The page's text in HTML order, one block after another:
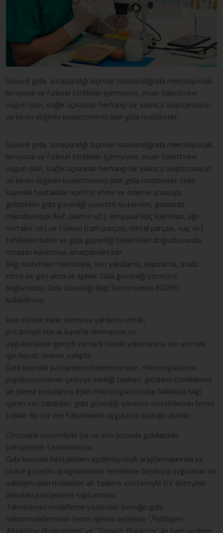
Güvenli gıda, amaçlandığı biçimde hazırlandığında mikrobiyolojik,
kimyasal ve fiziksel tehlikeler içermeyen, insan tüketimine
uygun olan, sağlık açısından herhangi bir sakınca oluşturmayan
ve besin değerini kaybetmemiş olan gıda maddesidir.
Güvenli gıda, amaçlandığı biçimde hazırlandığında mikrobiyolojik,
kimyasal ve fiziksel tehlikeler içermeyen, insan tüketimine
uygun olan, sağlık açısından herhangi bir sakınca oluşturmayan
ve besin değerini kaybetmemiş olan gıda maddesidir. Gıda
kaynaklı hastalıkları kontrol etme ve önleme amacıyla
geliştirilen gıda güvenliği yönetim sistemleri, gıdalarda
mikrobiyolojik (küf, bakteri vb.), kimyasal (ilaç kalıntıları, ağır
metaller vb.) ve fiziksel (cam parçası, metal parçası, saç vb.)
tehlikeleri kalite ve gıda güvenliği beklentileri doğrultusunda
ortadan kaldırmayı amaçlamaktadır.
Bilgi sistemleri teknolojisi, veri yakalama, depolama, analiz
etme ve geri alma ile ilgilidir. Gıda güvenliği yönetimi
bağlamında, Gıda Güvenliği Bilgi Sistemlerinin (GGBS)
kullanılması;
kısa sürede karar vermeye yardımcı olmak,
potansiyel olarak kararlar alınmasına ve
uygulamaların gerçek zamanlı olarak yapılmasına izin vermek
için hayati öneme sahiptir.
Gıda kaynaklı patojenlerin belirlenmesine, mikroorganizma
popülasyonlarının çevreye verdiği tepkiye, gıdaların özelliklerine
ve işleme koşullarına ilişkin mikroorganizmalar hakkında bilgi
içeren veri tabanları, gıda güvenliği yönetim sistemlerinin temel
taşıdır. Bu tür veri tabanlarının uygulama bulduğu alanlar;
Otomatik sistemlerle tür ve cins bazında gıdalardaki
patojenlerin tanımlanması,
Gıda kaynaklı hastalıkların epidemiyolojik araştırmalarında ve
ulusal gözetim programlarının temelinde başarıyla uygulanan bir
yaklaşım olan moleküler alt tipleme yöntemiyle tür düzeyinin
altındaki patojenlerin saptanması,
Tahminleyici modelleme yazılımları (örneğin,gıda
mikromodellemenin temel işlevini üstlenen “Pathogen